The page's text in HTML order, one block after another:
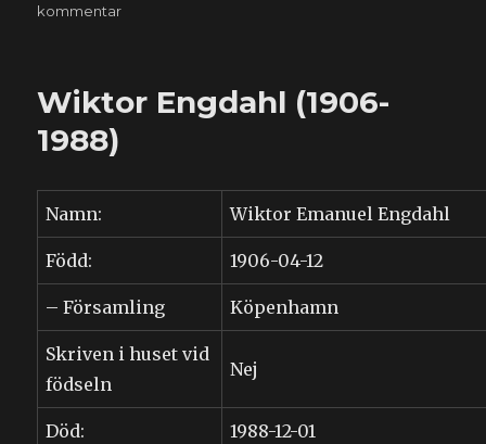
kommentartill
(1909-
Wiktor Engdahl (1906-
1988)
Namn: Wiktor Emanuel Engdahl
Född: 1906-04-12
– Församling Köpenhamn
Skriven i huset vid
födseln
Nej
Död: 1988-12-01